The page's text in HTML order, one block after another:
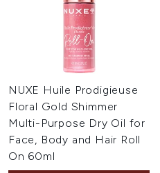
NUXE Huile Prodigieuse
Floral Gold Shimmer
Multi-Purpose Dry Oil for
Face, Body and Hair Roll
On 60ml